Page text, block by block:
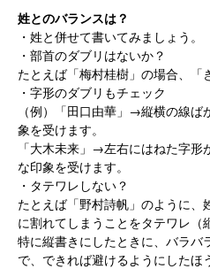
姓とのバランスは？
・姓と併せて書いてみましょう。
・部首のダブリはないか？
たとえば「梅村桂樹」の場合、「
・字形のダブリもチェック
（例）「田口由華」→縦横の線
象を受けます。
「大木未来」→左右にはねた字形
な印象を受けます。
・タテワレしない？
たとえば「野村詩帆」のように
に割れてしまうことをタテワレ（
特に縦書きにしたときに、バラバ
で、できれば避けるようにしたほ